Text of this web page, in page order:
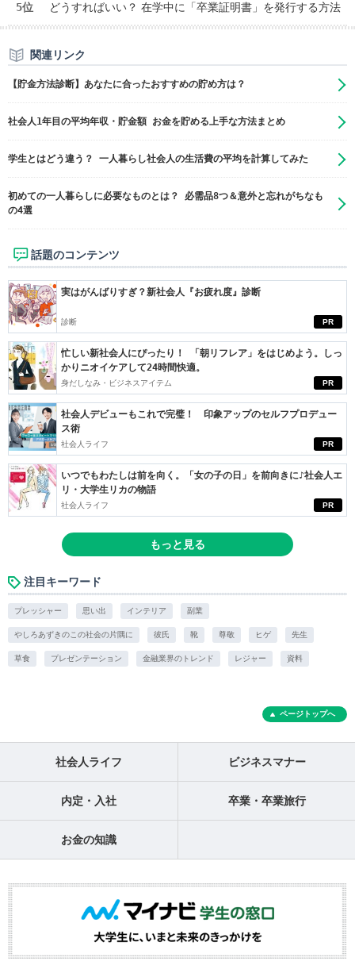
5位 どうすればいい？ 在学中に「卒業証明書」を発行する方法
関連リンク
【貯金方法診断】あなたに合ったおすすめの貯め方は？
社会人1年目の平均年収・貯金額 お金を貯める上手な方法まとめ
学生とはどう違う？ 一人暮らし社会人の生活費の平均を計算してみた
初めての一人暮らしに必要なものとは？ 必需品8つ＆意外と忘れがちなも
の4選
話題のコンテンツ
PR
実はがんばりすぎ？新社会人『お疲れ度』診断
診断
PR
忙しい新社会人にぴったり！ 「朝リフレア」をはじめよう。しっ
かりニオイケアして24時間快適。
身だしなみ・ビジネスアイテム
PR
社会人デビューもこれで完璧！ 印象アップのセルフプロデュー
ス術
社会人ライフ
PR
いつでもわたしは前を向く。「女の子の日」を前向きに♪社会人エ
リ・大学生リカの物語
社会人ライフ
もっと見る
注目キーワード
プレッシャー 思い出 インテリア 副業
やしろあずきのこの社会の片隅に 彼氏 靴 尊敬 ヒゲ 先生
草食 プレゼンテーション 金融業界のトレンド レジャー 資料
ページトップへ
社会人ライフ ビジネスマナー
内定・入社 卒業・卒業旅行
お金の知識